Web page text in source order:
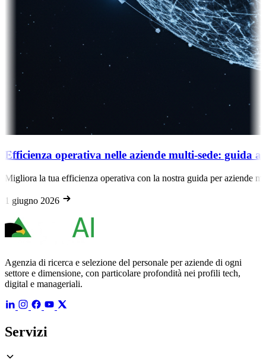
operativa nelle aziende multi-sede: guida alla
la tua efficienza operativa con la nostra guida per aziende
2026
Agenzia di ricerca e selezione del personale per aziende di ogni
settore e dimensione, con particolare profondità nei profili tech,
digital e manageriali.
Servizi